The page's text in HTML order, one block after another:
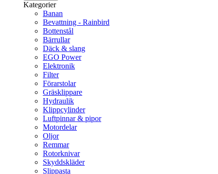
Kategorier
Banan
Bevattning - Rainbird
Bottenstål
Bärrullar
Däck & slang
EGO Power
Elektronik
Filter
Förarstolar
Gräsklippare
Hydraulik
Klippcylinder
Luftpinnar & pipor
Motordelar
Oljor
Remmar
Rotorknivar
Skyddskläder
Slippasta